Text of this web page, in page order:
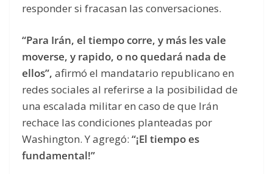
responder si fracasan las conversaciones.
“Para Irán, el tiempo corre, y más les vale
moverse, y rapido, o no quedará nada de
ellos”, afirmó el mandatario republicano en
redes sociales al referirse a la posibilidad de
una escalada militar en caso de que Irán
rechace las condiciones planteadas por
Washington. Y agregó: “¡El tiempo es
fundamental!”